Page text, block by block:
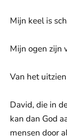
Mijn keel is
Mijn ogen zijn
Van het
David, die in
kan dan God
mensen door